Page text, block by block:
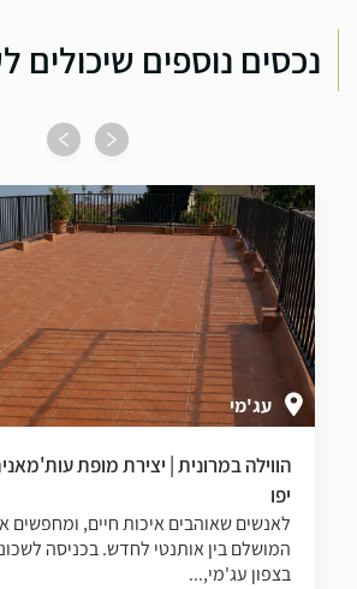
נכסים נוספים שיכולים
עג'מי
הווילה במרונית | יצירת מופת
יפו
לאנשים שאוהבים איכות חיים, ומחפשים
המושלם בין אותנטי לחדש. בכניסה
בצפון עג'מי,...